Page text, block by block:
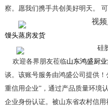
察。愿我们携手共创美好明天。
视
馒头蒸房发货
硅胶不沾布 不
欢迎各界朋友莅临山东鸿盛厨
谈。该账号服务由鸿盛公司提供！
重信用企业”，通过产品质量环境
企业身份认证。被山东省农村信